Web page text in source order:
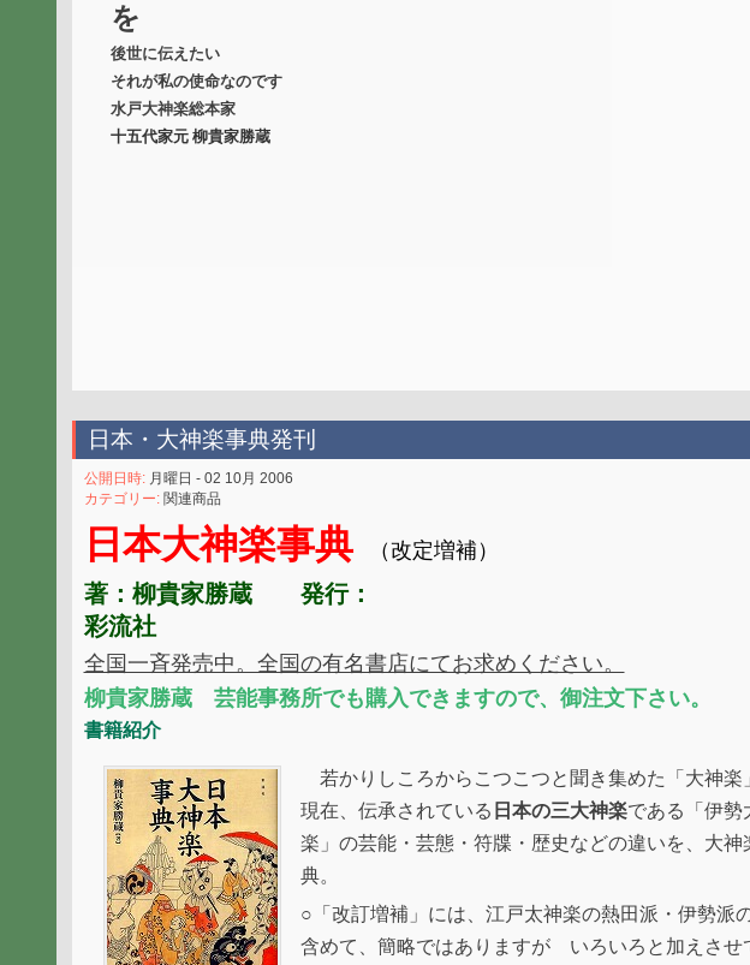
を
後世に伝えたい
それが私の使命なのです
水戸大神楽総本家
十五代家元 柳貴家勝蔵
日本・大神楽事典発刊
公開日時: 月曜日 - 02 10月 2006
カテゴリー: 関連商品
日本大神楽事典 （改定増補）
著：柳貴家勝蔵 発行：
彩流社
全国一斉発売中。全国の有名書店にてお求めください。
柳貴家勝蔵 芸能事務所でも購入できますので、御注文下さい。
書籍紹介
若かりしころからこつこつと聞き集めた「大神楽
現在、伝承されている 日本の三大神楽である「伊勢
楽」の芸能・芸態・符牒・歴史などの違いを、大
典。
○「改訂増補」には、江戸太神楽の熱田派・伊勢派
含めて、簡略ではありますが いろいろと加えさせ